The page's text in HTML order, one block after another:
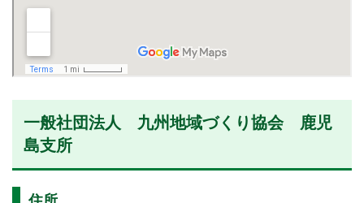
一般社団法人 九州地域づくり協会 鹿児
島支所